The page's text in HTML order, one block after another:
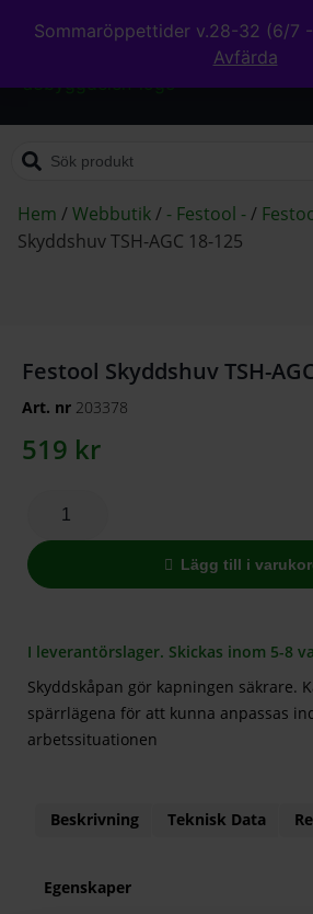
Sommaröppettider v.28-32 (6/7
Avfärda
Hem /Webbutik/ - Festool -/
Skyddshuv TSH-AGC 18-125
Festool Skyddshuv TSH-
Art. nr 203378
519 kr
Lägg till i
I leverantörslager. Skickas inom 5-8
Skyddskåpan gör kapningen säkrare.
spärrlägena för att kunna anpassas
arbetssituationen
Beskrivning Teknisk Data
Egenskaper